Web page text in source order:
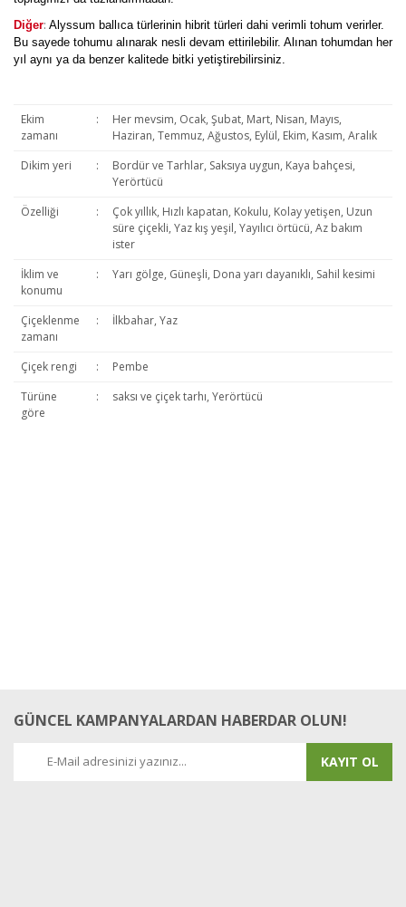
Diğer: Alyssum ballıca türlerinin hibrit türleri dahi verimli tohum verirler.
Bu sayede tohumu alınarak nesli devam ettirilebilir. Alınan tohumdan her
yıl aynı ya da benzer kalitede bitki yetiştirebilirsiniz.
Ekim
zamanı
:
Her mevsim, Ocak, Şubat, Mart, Nisan, Mayıs,
Haziran, Temmuz, Ağustos, Eylül, Ekim, Kasım, Aralık
Dikim yeri
:
Bordür ve Tarhlar, Saksıya uygun, Kaya bahçesi,
Yerörtücü
Özelliği
:
Çok yıllık, Hızlı kapatan, Kokulu, Kolay yetişen, Uzun
süre çiçekli, Yaz kış yeşil, Yayılıcı örtücü, Az bakım
ister
İklim ve
konumu
: Yarı gölge, Güneşli, Dona yarı dayanıklı, Sahil kesimi
Çiçeklenme
zamanı
: İlkbahar, Yaz
Çiçek rengi :
Pembe
Türüne
göre
: saksı ve çiçek tarhı, Yerörtücü
GÜNCEL KAMPANYALARDAN HABERDAR OLUN!
KAYIT OL